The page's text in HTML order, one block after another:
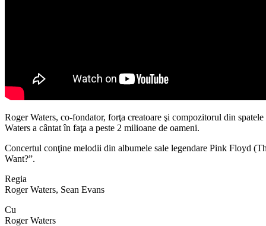
Roger Waters, co-fondator, forţa creatoare şi compozitorul din
Waters a cântat în faţa a peste 2 milioane de oameni.
Concertul conţine melodii din albumele sale legendare Pink Floyd
Want?”.
Regia
Roger Waters, Sean Evans
Cu
Roger Waters